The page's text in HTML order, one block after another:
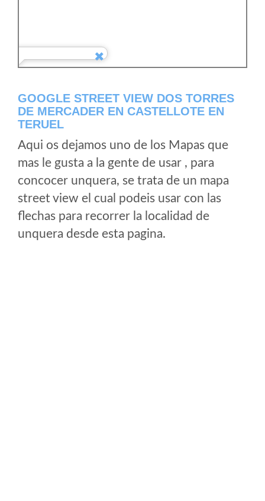
GOOGLE STREET VIEW DOS TORRES
DE MERCADER EN CASTELLOTE EN
TERUEL
Aqui os dejamos uno de los Mapas que
mas le gusta a la gente de usar , para
concocer unquera, se trata de un mapa
street view el cual podeis usar con las
flechas para recorrer la localidad de
unquera desde esta pagina.